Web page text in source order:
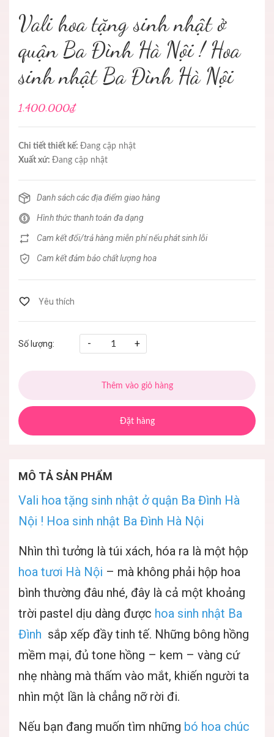
Vali hoa tặng sinh nhật ở
quận Ba Đình Hà Nội ! Hoa
sinh nhật Ba Đình Hà Nội
1.400.000₫
Chi tiết thiết kế: Đang cập nhật
Xuất xứ: Đang cập nhật
Danh sách các địa điểm giao hàng
Hình thức thanh toán đa dạng
Cam kết đổi/trả hàng miễn phí nếu phát sinh lỗi
Cam kết đảm bảo chất lượng hoa
Số lượng: - +
Thêm vào giỏ hàng
Đặt hàng
MÔ TẢ SẢN PHẨM
Vali hoa tặng sinh nhật ở quận Ba Đình Hà
Nội ! Hoa sinh nhật Ba Đình Hà Nội
Nhìn thì tưởng là túi xách, hóa ra là một hộp
hoa tươi Hà Nội – mà không phải hộp hoa
bình thường đâu nhé, đây là cả một khoảng
trời pastel dịu dàng được hoa sinh nhật Ba
Đình sắp xếp đầy tinh tế. Những bông hồng
mềm mại, đủ tone hồng – kem – vàng cứ
nhẹ nhàng mà thấm vào mắt, khiến người ta
nhìn một lần là chẳng nỡ rời đi.
Nếu bạn đang muốn tìm những bó hoa chúc